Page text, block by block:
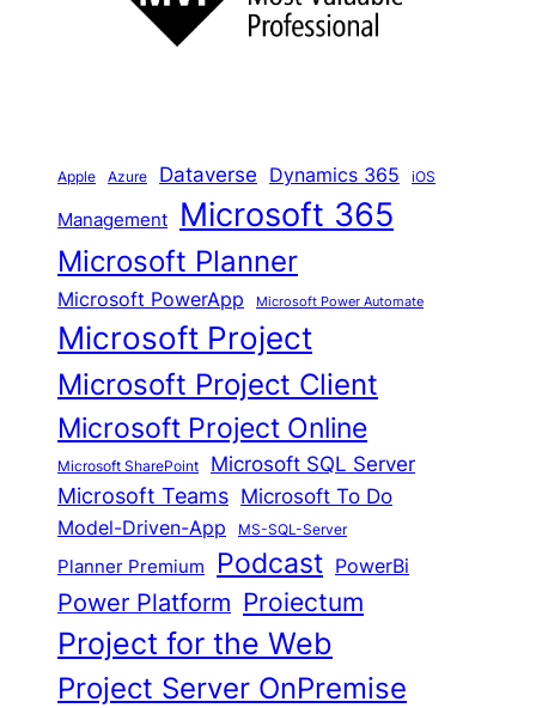
Apple Azure Dataverse Dynamics 365 iOS
Management Microsoft 365
Microsoft Planner
Microsoft PowerApp Microsoft Power Automate
Microsoft Project
Microsoft Project Client
Microsoft Project Online
Microsoft SharePoint Microsoft SQL Server
Microsoft Teams Microsoft To Do
Model-Driven-App MS-SQL-Server
Planner Premium Podcast PowerBi
Power Platform Proiectum
Project for the Web
Project Server OnPremise